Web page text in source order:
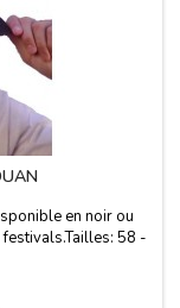
en noir ou
58 -